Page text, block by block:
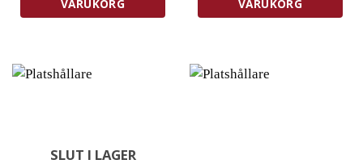
VARUKORG VARUKORG
SLUT I LAGER